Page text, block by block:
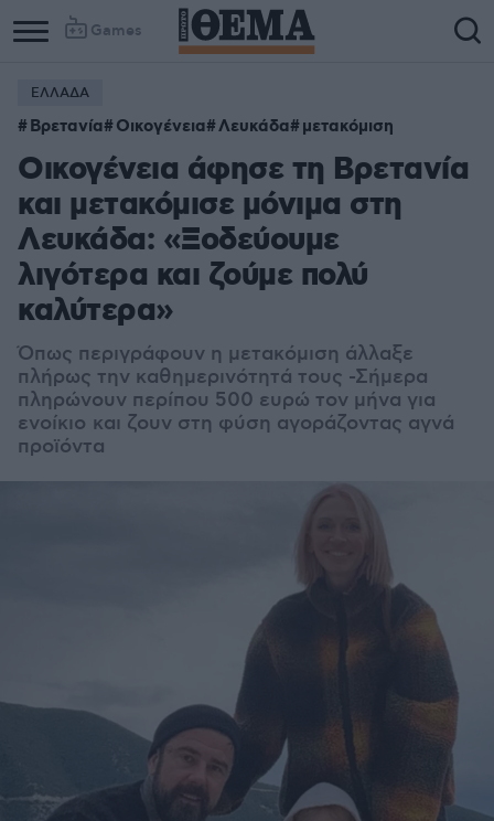
Games
ΕΛΛΑΔΑ
Βρετανία Οικογένεια Λευκάδα μετακόμιση
Οικογένεια άφησε τη Βρετανία
και μετακόμισε μόνιμα στη
Λευκάδα: «Ξοδεύουμε
λιγότερα και ζούμε πολύ
καλύτερα»
Όπως περιγράφουν η μετακόμιση άλλαξε
πλήρως την καθημερινότητά τους -Σήμερα
πληρώνουν περίπου 500 ευρώ τον μήνα για
ενοίκιο και ζουν στη φύση αγοράζοντας αγνά
προϊόντα